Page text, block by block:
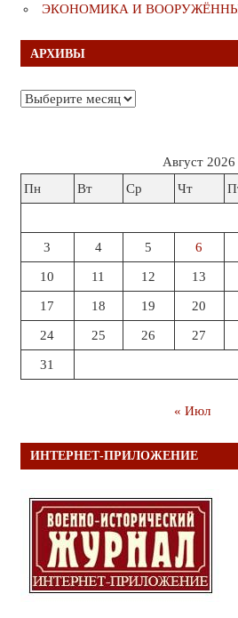
ЭКОНОМИКА И
АРХИВЫ
Архивы
Август 2026
Пн
Вт Ср Чт
3 4 5 6
10 11 12 13
17 18 19 20
24 25 26 27
31
« Июл
ИНТЕРНЕТ-ПРИЛОЖЕНИЕ